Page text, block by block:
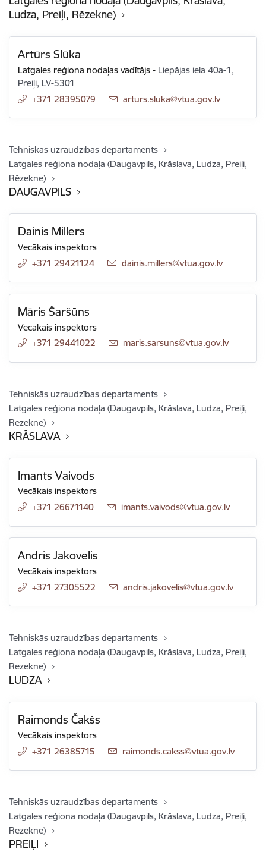
Ludza, Preiļi, Rēzekne)
Artūrs Slūka
Latgales reģiona nodaļas vadītājs - Liepājas iela 40a-1,
Preiļi, LV-5301
+371 28395079
E-pasts:
arturs.sluka@vtua.gov.lv
Tehniskās uzraudzības departaments
Latgales reģiona nodaļa (Daugavpils, Krāslava, Ludza, Preiļi,
Rēzekne)
DAUGAVPILS
Dainis Millers
Vecākais inspektors
+371 29421124
E-pasts:
dainis.millers@vtua.gov.lv
Māris Šaršūns
Vecākais inspektors
+371 29441022
E-pasts:
maris.sarsuns@vtua.gov.lv
Tehniskās uzraudzības departaments
Latgales reģiona nodaļa (Daugavpils, Krāslava, Ludza, Preiļi,
Rēzekne)
KRĀSLAVA
Imants Vaivods
Vecākais inspektors
+371 26671140
E-pasts:
imants.vaivods@vtua.gov.lv
Andris Jakovelis
Vecākais inspektors
+371 27305522
E-pasts:
andris.jakovelis@vtua.gov.lv
Tehniskās uzraudzības departaments
Latgales reģiona nodaļa (Daugavpils, Krāslava, Ludza, Preiļi,
Rēzekne)
LUDZA
Raimonds Čakšs
Vecākais inspektors
+371 26385715
E-pasts:
raimonds.cakss@vtua.gov.lv
Tehniskās uzraudzības departaments
Latgales reģiona nodaļa (Daugavpils, Krāslava, Ludza, Preiļi,
Rēzekne)
PREIĻI